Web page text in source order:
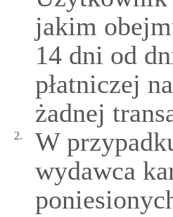
jakim
14 dni od
płatniczej
żadnej
2.
W
wydawca